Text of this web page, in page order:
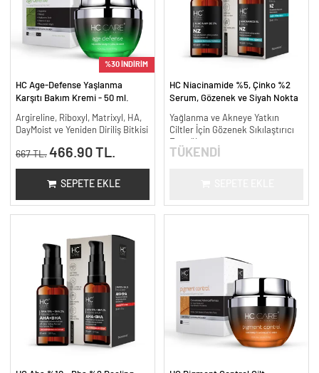
%30 İNDİRİM
HC Age-Defense Yaşlanma
Karşıtı Bakım Kremi - 50 ml.
Argireline, Riboxyl, Matrixyl, HA,
DayMoist ve Yeniden Diriliş Bitkisi
667 TL. 466.90 TL.
SEPETE EKLE
HC Niacinamide %5, Çinko %2
Serum, Gözenek ve Siyah Nokta
30 ml.
Yağlanma ve Akneye Yatkın
Ciltler İçin Gözenek Sıkılaştırıcı
Formül
TÜKENDİ